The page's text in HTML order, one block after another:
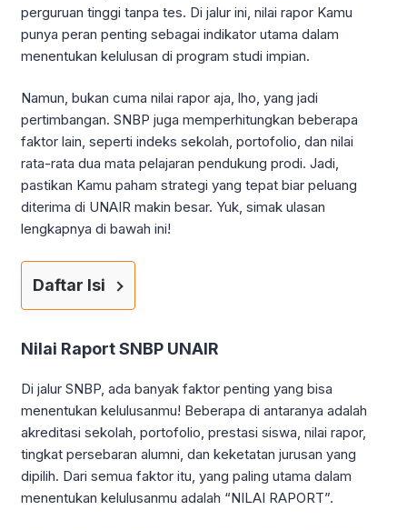
perguruan tinggi tanpa tes. Di jalur ini, nilai rapor Kamu
punya peran penting sebagai indikator utama dalam
menentukan kelulusan di program studi impian.
Namun, bukan cuma nilai rapor aja, lho, yang jadi
pertimbangan. SNBP juga memperhitungkan beberapa
faktor lain, seperti indeks sekolah, portofolio, dan nilai
rata-rata dua mata pelajaran pendukung prodi. Jadi,
pastikan Kamu paham strategi yang tepat biar peluang
diterima di UNAIR makin besar. Yuk, simak ulasan
lengkapnya di bawah ini!
Daftar Isi
Nilai Raport SNBP UNAIR
Di jalur SNBP, ada banyak faktor penting yang bisa
menentukan kelulusanmu! Beberapa di antaranya adalah
akreditasi sekolah, portofolio, prestasi siswa, nilai rapor,
tingkat persebaran alumni, dan keketatan jurusan yang
dipilih. Dari semua faktor itu, yang paling utama dalam
menentukan kelulusanmu adalah “NILAI RAPORT”.